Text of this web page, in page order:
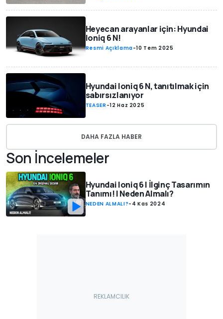
Heyecan arayanlar için: Hyundai
Ioniq 6 N!
Resmi Açıklama-10 Tem 2025
Hyundai Ioniq 6 N, tanıtılmak için
sabırsızlanıyor
TEASER -12 Haz 2025
DAHA FAZLA HABER
Son İncelemeler
Hyundai Ioniq 6 | İlginç Tasarımın
Tanımı! | Neden Almalı?
NEDEN ALMALI?- 4 Kas 2024